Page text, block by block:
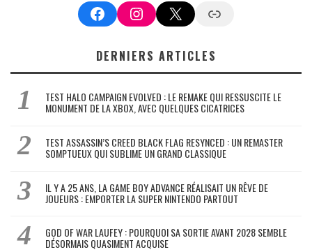
FacebookInstagram
X Google News
DERNIERS ARTICLES
TEST HALO CAMPAIGN EVOLVED : LE REMAKE QUI RESSUSCITE LE
MONUMENT DE LA XBOX, AVEC QUELQUES CICATRICES
TEST ASSASSIN’S CREED BLACK FLAG RESYNCED : UN REMASTER
SOMPTUEUX QUI SUBLIME UN GRAND CLASSIQUE
IL Y A 25 ANS, LA GAME BOY ADVANCE RÉALISAIT UN RÊVE DE
JOUEURS : EMPORTER LA SUPER NINTENDO PARTOUT
GOD OF WAR LAUFEY : POURQUOI SA SORTIE AVANT 2028 SEMBLE
DÉSORMAIS QUASIMENT ACQUISE